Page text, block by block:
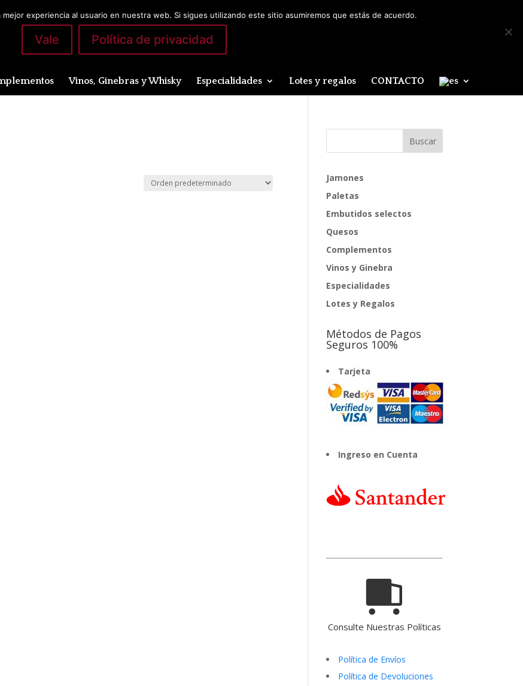
Mi cuenta 0 elementos
Vinos, Ginebras y Whisky Especialidades Lotes y regalos CONTACTO
Jamones
Paletas
Embutidos selectos
Quesos
Complementos
Vinos y Ginebra
Especialidades
Lotes y Regalos
Métodos de Pagos
Seguros 100%
Tarjeta
Ingreso en Cuenta
Consulte Nuestras Políticas
Política de Envíos
Política de Devoluciones
experiencia al usuario en nuestra web. Si sigues utilizando este sitio asumiremos que estás de acuerdo.
Vale Política de privacidad